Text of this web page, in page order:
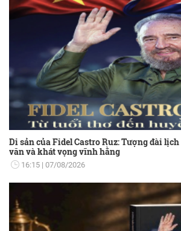
Di sản của Fidel Castro Ruz: Tượng đài
văn và khát vọng vĩnh hằng
16:15 07/08/2026